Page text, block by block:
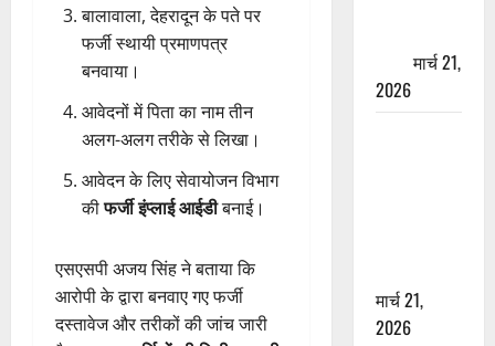
बालावाला, देहरादून के पते पर
फर्जी स्थायी प्रमाणपत्र
बनवाया।
आवेदनों में पिता का नाम तीन
अलग-अलग तरीके से लिखा।
आवेदन के लिए सेवायोजन विभाग
कीफर्जी इंप्लाई आईडीबनाई।
एसएसपी अजय सिंह ने बताया कि
आरोपी के द्वारा बनवाए गए फर्जी
दस्तावेज और तरीकों की जांच जारी
मार्च 21,
2026
मार्च 21,
2026